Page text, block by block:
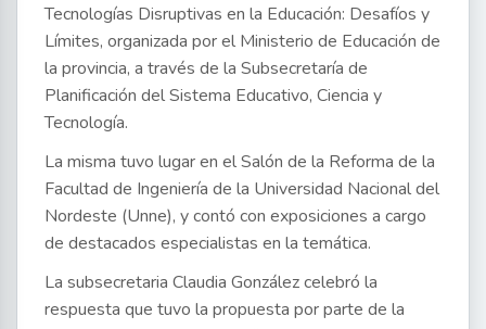
Tecnologías Disruptivas en la Educación: Desafíos y
Límites, organizada por el Ministerio de Educación de
la provincia, a través de la Subsecretaría de
Planificación del Sistema Educativo, Ciencia y
Tecnología.
La misma tuvo lugar en el Salón de la Reforma de la
Facultad de Ingeniería de la Universidad Nacional del
Nordeste (Unne), y contó con exposiciones a cargo
de destacados especialistas en la temática.
La subsecretaria Claudia González celebró la
respuesta que tuvo la propuesta por parte de la